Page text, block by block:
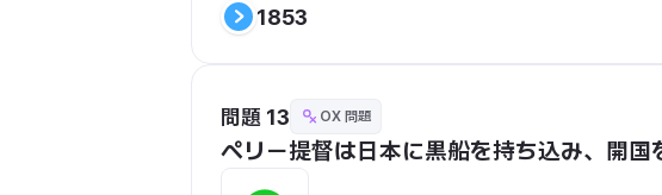
1853
問題 13 OX 問題
ペリー提督は日本に黒船を持ち込み、開国